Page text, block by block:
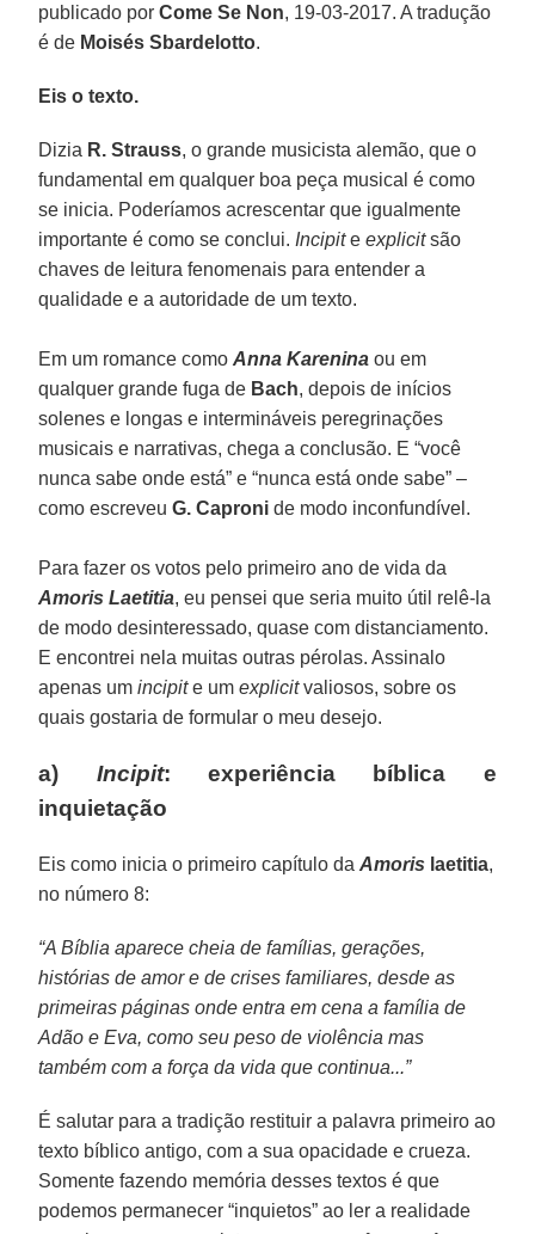
publicado porCome Se Non, 19-03-2017. A tradução
é de Moisés Sbardelotto.
Eis o texto.
Dizia R. Strauss, o grande musicista alemão, que o
fundamental em qualquer boa peça musical é como
se inicia. Poderíamos acrescentar que igualmente
importante é como se conclui. Incipiteexplicitsão
chaves de leitura fenomenais para entender a
qualidade e a autoridade de um texto.
Em um romance comoAnna Karenina ou em
qualquer grande fuga de Bach, depois de inícios
solenes e longas e intermináveis peregrinações
musicais e narrativas, chega a conclusão. E “você
nunca sabe onde está” e “nunca está onde sabe” –
como escreveuG. Caproni de modo inconfundível.
Para fazer os votos pelo primeiro ano de vida da
Amoris Laetitia, eu pensei que seria muito útil relê-la
de modo desinteressado, quase com distanciamento.
E encontrei nela muitas outras pérolas. Assinalo
apenas umincipite umexplicitvaliosos, sobre os
quais gostaria de formular o meu desejo.
a) Incipit: experiência bíblica e
inquietação
Eis como inicia o primeiro capítulo daAmoris laetitia,
no número 8:
“A Bíblia aparece cheia de famílias, gerações,
histórias de amor e de crises familiares, desde as
primeiras páginas onde entra em cena a família de
Adão e Eva, como seu peso de violência mas
também com a força da vida que continua...”
É salutar para a tradição restituir a palavra primeiro ao
texto bíblico antigo, com a sua opacidade e crueza.
Somente fazendo memória desses textos é que
podemos permanecer “inquietos” ao ler a realidade